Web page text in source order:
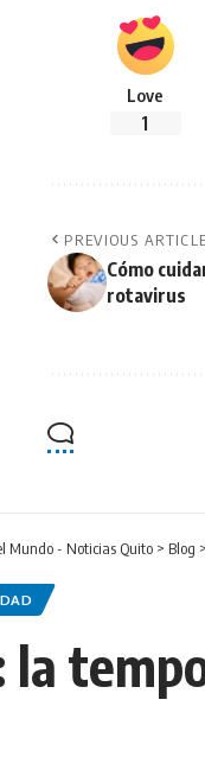
Love
1
PREVIOUS ARTICLE
Cómo
rotavirus
Mundo - Noticias Quito > Blog >
la